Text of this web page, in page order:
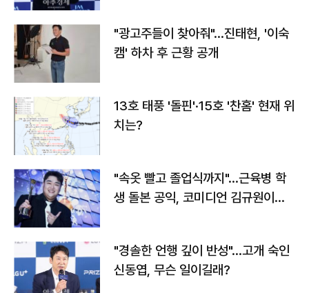
"광고주들이 찾아줘"…진태현, '이숙
캠' 하차 후 근황 공개
13호 태풍 '돌핀'·15호 '찬홈' 현재 위
치는?
"속옷 빨고 졸업식까지"…근육병 학
생 돌본 공익, 코미디언 김규원이었
"경솔한 언행 깊이 반성"…고개 숙인
신동엽, 무슨 일이길래?